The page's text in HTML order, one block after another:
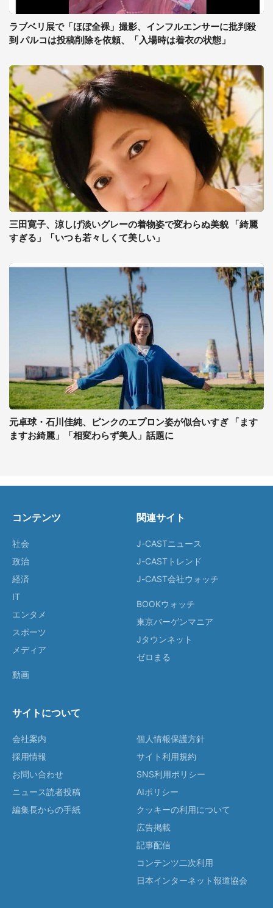
ラブベリ展で「ほぼ全裸」撮影、インフルエンサーに批判殺
到 パルコは投稿削除を依頼、「入場時は着衣の状態」
三田寛子、涼しげ淡いグレーの着物姿で変わらぬ美貌 「綺麗
すぎる」「いつも若々しくて美しい」
元卓球・石川佳純、ピンクのエプロン姿が似合いすぎ 「ます
ますお綺麗」「相変わらず美人」話題に
コンテンツ
社会
政治
経済
IT
エンタメ
スポーツ
メディア
動画
関連サイト
J-CASTニュース
J-CASTトレンド
J-CAST会社ウォッチ
BOOKウォッチ
東京バーゲンマニア
Jタウンネット
ゼロまる
サイトについて
会社案内
採用情報
お問い合わせ
ニュース読者投稿
編集長からの手紙
個人情報保護方針
サイト利用規約
SNS利用ポリシー
AIポリシー
クッキーの利用について
広告掲載
記事配信
コンテンツ二次利用
日本インターネット報道協会